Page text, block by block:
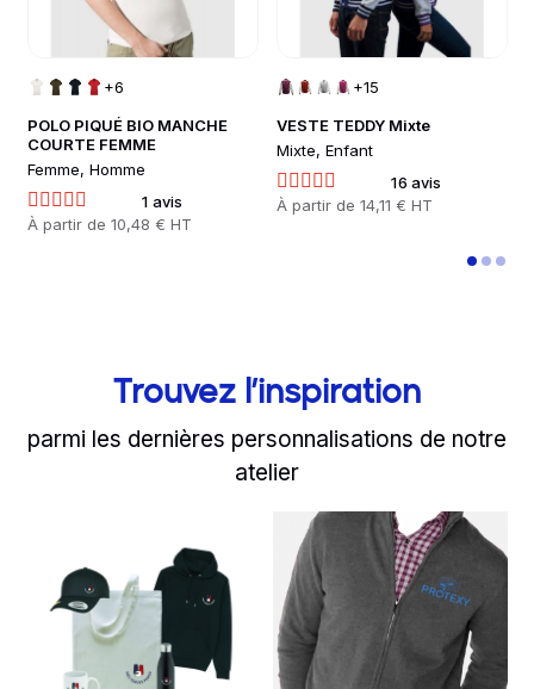
POLO PIQUÉ BIO MANCHE
COURTE FEMME
Femme, Homme
1 avis
Prix
À partir de 10,48 € HT
+6
VESTE TEDDY Mixte
Mixte, Enfant
16 avis
Prix
À partir de 14,11 € HT
+15
Trouvez l’inspiration
parmi les dernières personnalisations de notre
atelier
Comment accueillir un
Protexy
Read more